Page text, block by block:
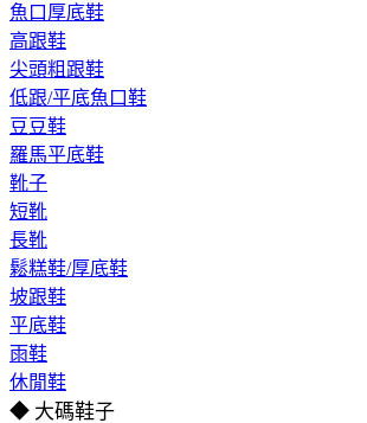
魚口厚底鞋
高跟鞋
尖頭粗跟鞋
低跟/平底魚口鞋
豆豆鞋
羅馬平底鞋
靴子
短靴
長靴
鬆糕鞋/厚底鞋
坡跟鞋
平底鞋
雨鞋
休閒鞋
◆ 大碼鞋子